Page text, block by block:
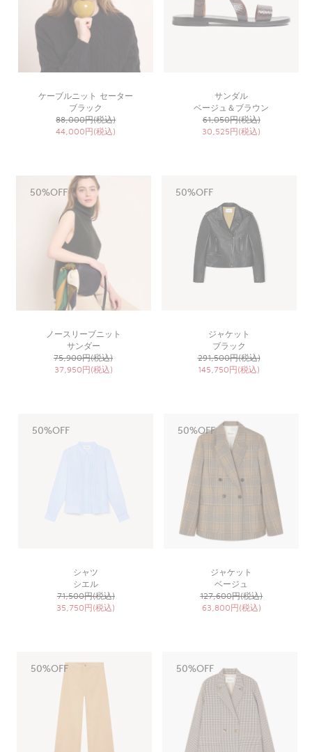
ケーブルニット セーター
ブラック
88,000円(税込)
44,000円(税込)
サンダル
ベージュ＆ブラウン
61,050円(税込)
30,525円(税込)
50%OFF
ノースリーブニット
サンダー
75,900円(税込)
37,950円(税込)
50%OFF
ジャケット
ブラック
291,500円(税込)
145,750円(税込)
50%OFF
シャツ
シエル
71,500円(税込)
35,750円(税込)
50%OFF
ジャケット
ベージュ
127,600円(税込)
63,800円(税込)
50%OFF 50%OFF